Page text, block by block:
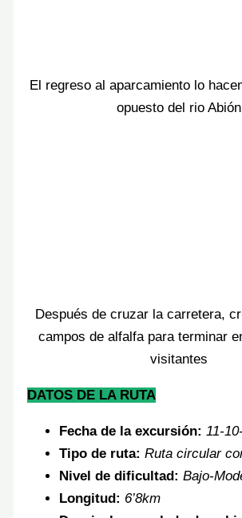
El regreso al aparcamiento lo
opuesto del rio Abión
Después de cruzar la carretera,
campos de alfalfa para terminar
visitantes
DATOS DE LA RUTA
Fecha de la excursión: 11-
Tipo de ruta:Ruta circular
Nivel de dificultad:Bajo-
Longitud: 6’8km